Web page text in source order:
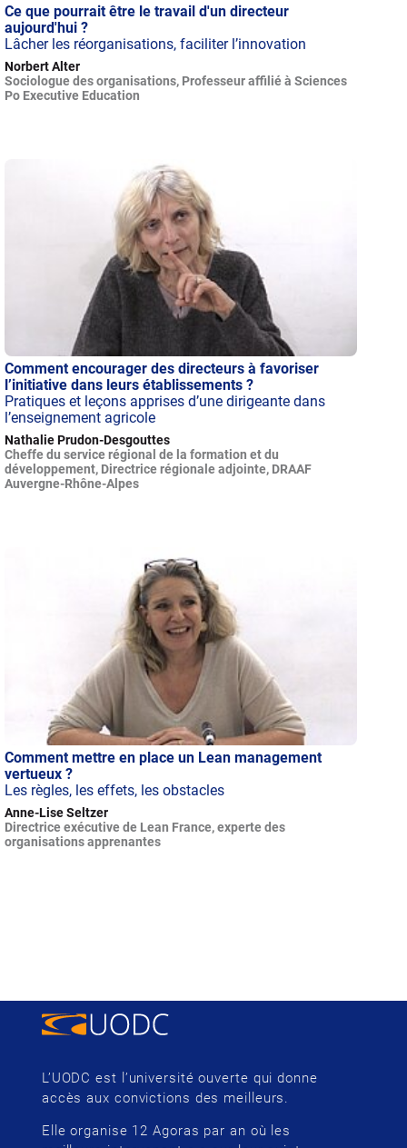
Ce que pourrait être le travail d'un directeur
aujourd'hui ?
Lâcher les réorganisations, faciliter l’innovation
Norbert Alter
Sociologue des organisations, Professeur affilié à Sciences
Po Executive Education
Comment encourager des directeurs à favoriser
l’initiative dans leurs établissements ?
Pratiques et leçons apprises d’une dirigeante dans
l’enseignement agricole
Nathalie Prudon-Desgouttes
Cheffe du service régional de la formation et du
développement, Directrice régionale adjointe, DRAAF
Auvergne-Rhône-Alpes
Comment mettre en place un Lean management
vertueux ?
Les règles, les effets, les obstacles
Anne-Lise Seltzer
Directrice exécutive de Lean France, experte des
organisations apprenantes
L’UODC est l’université ouverte qui donne
accès aux convictions des meilleurs.
Elle organise 12 Agoras par an où les